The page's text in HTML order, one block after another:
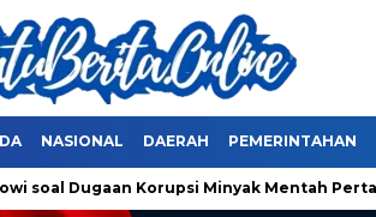
NASIONAL DAERAH PEMERINTAHAN
Korupsi Minyak Mentah Pertamina